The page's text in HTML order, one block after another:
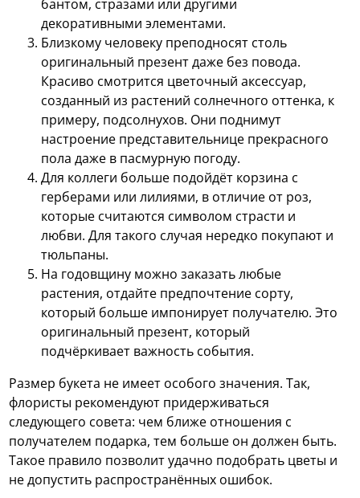
бантом, стразами или другими
декоративными элементами.
Близкому человеку преподносят столь
оригинальный презент даже без повода.
Красиво смотрится цветочный аксессуар,
созданный из растений солнечного оттенка, к
примеру, подсолнухов. Они поднимут
настроение представительнице прекрасного
пола даже в пасмурную погоду.
Для коллеги больше подойдёт корзина с
герберами или лилиями, в отличие от роз,
которые считаются символом страсти и
любви. Для такого случая нередко покупают и
тюльпаны.
На годовщину можно заказать любые
растения, отдайте предпочтение сорту,
который больше импонирует получателю. Это
оригинальный презент, который
подчёркивает важность события.
Размер букета не имеет особого значения. Так,
флористы рекомендуют придерживаться
следующего совета: чем ближе отношения с
получателем подарка, тем больше он должен быть.
Такое правило позволит удачно подобрать цветы и
не допустить распространённых ошибок.